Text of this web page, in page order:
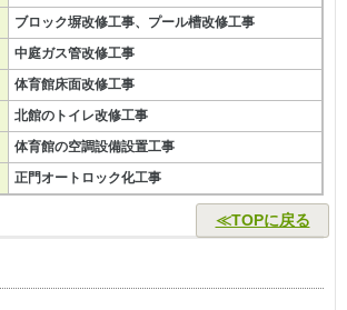
ブロック塀改修工事、プール槽改修工事
中庭ガス管改修工事
体育館床面改修工事
北館のトイレ改修工事
体育館の空調設備設置工事
正門オートロック化工事
≪TOPに戻る